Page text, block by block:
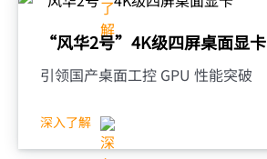
“风华2号”4K级四屏桌面显卡
引领国产桌面工控 GPU 性能突破
深入了解